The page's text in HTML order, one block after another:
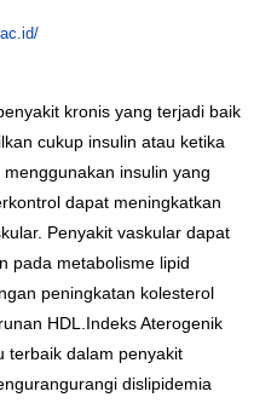
kronis yang terjadi baik
cukup insulin atau ketika
insulin yang
dapat meningkatkan
Penyakit vaskular dapat
pada metabolisme lipid
peningkatan kolesterol
HDL.Indeks Aterogenik
terbaik dalam penyakit
dislipidemia